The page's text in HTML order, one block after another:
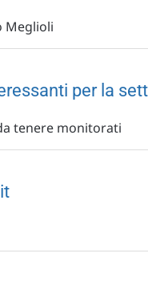
Meglioli
per la
tenere monitorati